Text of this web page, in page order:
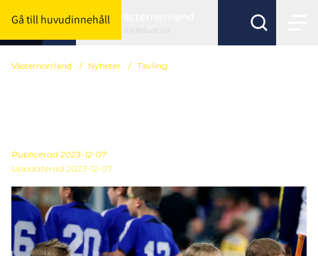
Gå till huvudinnehåll
Byt förbund här
Västernorrland / Nyheter / Tävling
Publicerad 2023-12-07
Uppdaterad 2023-12-07